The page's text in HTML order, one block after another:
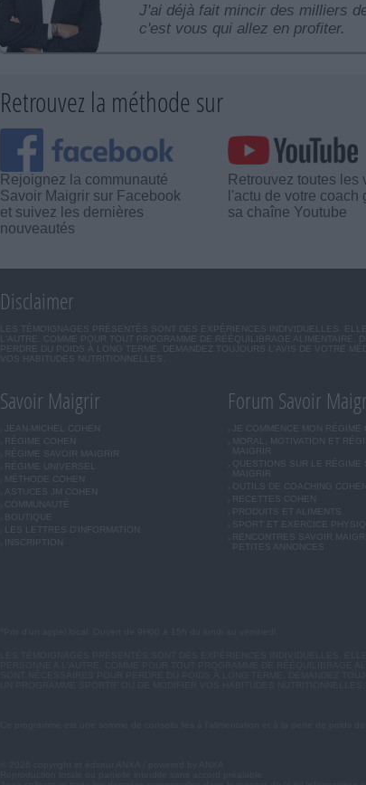
J'ai déjà fait mincir des milliers
c'est vous qui allez en profiter.
Retrouvez la méthode sur
Rejoignez la communauté
Savoir Maigrir sur Facebook
et suivez les dernières
nouveautés
Retrouvez toutes les
l'actu de votre coach
sa chaîne Youtube
Disclaimer
LES TÉMOIGNAGES PRÉSENTÉS SONT DES EXPÉRIENCES INDIVIDUELLES.
L'AUTRE. COMME POUR TOUT PROGRAMME DE RÉÉQUILIBRAGE
PERDRE DU POIDS À LONG TERME. DEMANDEZ TOUJOURS L'AVIS DE VOTRE
VOS HABITUDES NUTRITIONNELLES.
Savoir Maigrir
JEAN-MICHEL COHEN
RÉGIME COHEN
RÉGIME SAVOIR MAIGRIR
RÉGIME UNIVERSEL
MÉTHODE COHEN
ASTUCES JM COHEN
COMMUNAUTÉ
BOUTIQUE
LES LETTRES D'INFORMATION
INSCRIPTION
Forum Savoir
JE COMMENCE MON RÉGIME
MORAL, MOTIVATION ET
MAIGRIR
QUESTIONS SUR LE RÉGIME
MAIGRIR
OUTILS DE COACHING COHEN
RECETTES COHEN
PRODUITS ET ALIMENTS
SPORT ET EXERCICE
RENCONTRES SAVOIR
PETITES ANNONCES